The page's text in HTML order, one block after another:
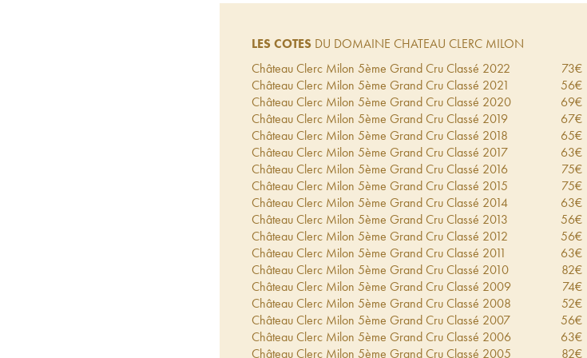
LES COTES DU DOMAINE CHATEAU CLERC MILON
Château Clerc Milon 5ème Grand Cru Classé 2022 73€
Château Clerc Milon 5ème Grand Cru Classé 2021 56€
Château Clerc Milon 5ème Grand Cru Classé 2020 69€
Château Clerc Milon 5ème Grand Cru Classé 2019 67€
Château Clerc Milon 5ème Grand Cru Classé 2018 65€
Château Clerc Milon 5ème Grand Cru Classé 2017 63€
Château Clerc Milon 5ème Grand Cru Classé 2016 75€
Château Clerc Milon 5ème Grand Cru Classé 2015 75€
Château Clerc Milon 5ème Grand Cru Classé 2014 63€
Château Clerc Milon 5ème Grand Cru Classé 2013 56€
Château Clerc Milon 5ème Grand Cru Classé 2012 56€
Château Clerc Milon 5ème Grand Cru Classé 2011 63€
Château Clerc Milon 5ème Grand Cru Classé 2010 82€
Château Clerc Milon 5ème Grand Cru Classé 2009 74€
Château Clerc Milon 5ème Grand Cru Classé 2008 52€
Château Clerc Milon 5ème Grand Cru Classé 2007 56€
Château Clerc Milon 5ème Grand Cru Classé 2006 63€
Château Clerc Milon 5ème Grand Cru Classé 2005 82€